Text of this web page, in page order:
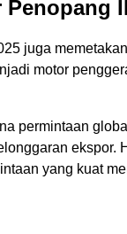
juga
motor
permintaan
ekspor.
yang kuat